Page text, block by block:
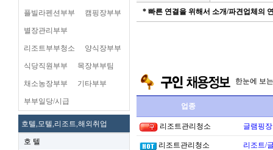
플빌라펜션부부 캠핑장부부
별장관리부부
리조트부부청소 양식장부부
식당직원부부 목장부부팀
채소농장부부 기타부부
부부일당/시급
호텔,모텔,리조트,해외취업
호 텔
* 빠른 연결을 위해서 소개/파견업체의
한눈에 보
업종
리조트관리청소 글램핑
리조트관리청소 리조트/